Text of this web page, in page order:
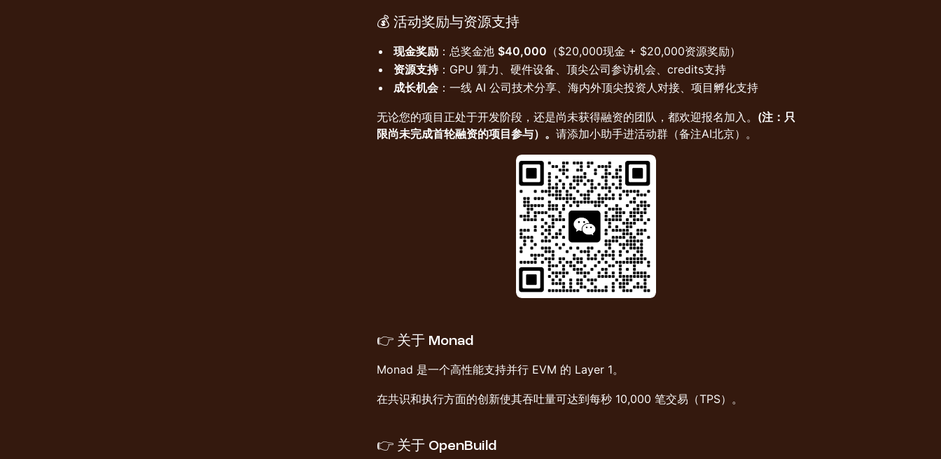
💰 活动奖励与资源支持
现金奖励 ：总奖金池 $40,000 （$20,000现金 + $20,000资源奖励）
资源支持：GPU 算力、硬件设备、顶尖公司参访机会、credits支持
成长机会：一线 AI 公司技术分享、海内外顶尖投资人对接、项目孵化支持
无论您的项目正处于开发阶段，还是尚未获得融资的团队，都欢迎报名加入。 (注：只
限尚未完成首轮融资的项目参与）。 请添加小助手进活动群（备注AI北京）。
​👉 关于 Monad
​Monad 是一个高性能支持并行 EVM 的 Layer 1。
​在共识和执行方面的创新使其吞吐量可达到每秒 10,000 笔交易（TPS）。
​👉 关于 OpenBuild